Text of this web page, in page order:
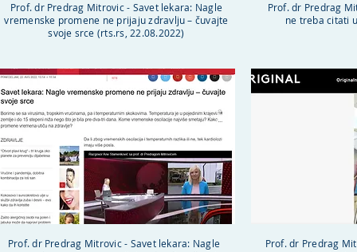
Prof. dr Predrag Mitrovic - Savet lekara: Nagle
vremenske promene ne prijaju zdravlju – čuvajte
svoje srce (rts.rs, 22.08.2022)
Prof. dr Predrag
ne treba citati
Prof. dr Predrag Mitrovic - Savet lekara: Nagle
Prof. dr Predrag